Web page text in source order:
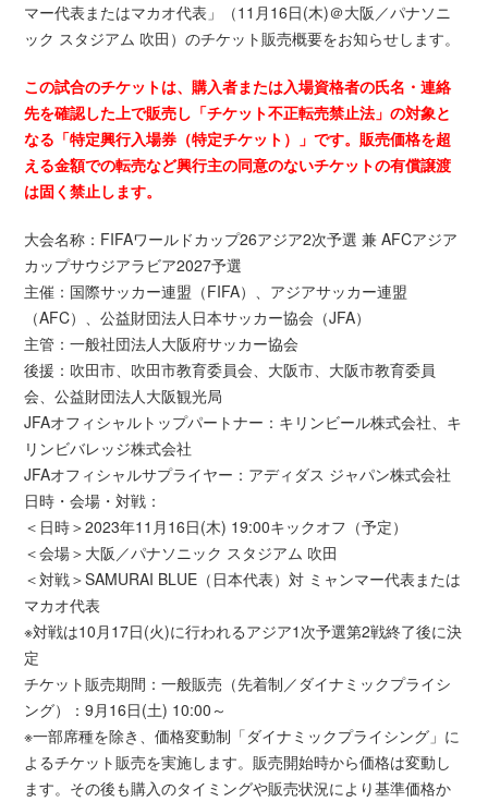
マー代表またはマカオ代表」（11月16日(木)＠大阪／パナソニ
ック スタジアム 吹田）のチケット販売概要をお知らせします。
この試合のチケットは、購入者または入場資格者の氏名・連絡
先を確認した上で販売し「チケット不正転売禁止法」の対象と
なる「特定興行入場券（特定チケット）」です。販売価格を超
える金額での転売など興行主の同意のないチケットの有償譲渡
は固く禁止します。
大会名称：FIFAワールドカップ26アジア2次予選 兼 AFCアジア
カップサウジアラビア2027予選
主催：国際サッカー連盟（FIFA）、アジアサッカー連盟
（AFC）、公益財団法人日本サッカー協会（JFA）
主管：一般社団法人大阪府サッカー協会
後援：吹田市、吹田市教育委員会、大阪市、大阪市教育委員
会、公益財団法人大阪観光局
JFAオフィシャルトップパートナー：キリンビール株式会社、キ
リンビバレッジ株式会社
JFAオフィシャルサプライヤー：アディダス ジャパン株式会社
日時・会場・対戦：
＜日時＞2023年11月16日(木) 19:00キックオフ（予定）
＜会場＞大阪／パナソニック スタジアム 吹田
＜対戦＞SAMURAI BLUE（日本代表）対 ミャンマー代表または
マカオ代表
※対戦は10月17日(火)に行われるアジア1次予選第2戦終了後に決
定
チケット販売期間：一般販売（先着制／ダイナミックプライシ
ング）：9月16日(土) 10:00～
※一部席種を除き、価格変動制「ダイナミックプライシング」に
よるチケット販売を実施します。販売開始時から価格は変動し
ます。その後も購入のタイミングや販売状況により基準価格か